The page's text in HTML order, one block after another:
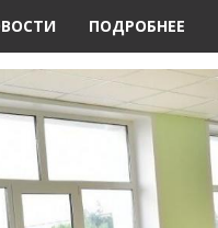
ПОДРОБНЕЕ